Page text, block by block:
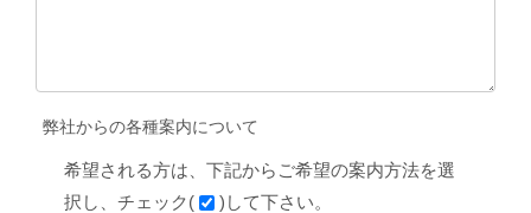
弊社からの各種案内について
希望される方は、下記からご希望の案内方法を選
択し、チェック(
)して下さい。